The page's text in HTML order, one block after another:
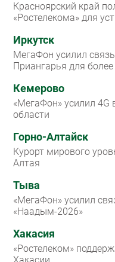
Красноярский край
«Ростелекома» для
Иркутск
МегаФон усилил
Приангарья для
Кемерово
«МегаФон» усилил 4G
области
Горно-Алтайск
Курорт мирового
Алтая
Тыва
«МегаФон» усилил
«Наадым-2026»
Хакасия
«Ростелеком»